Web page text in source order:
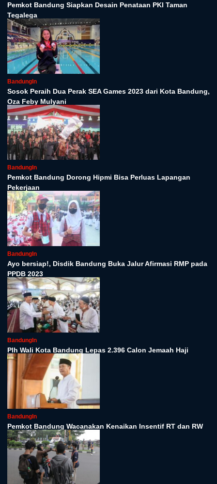
Pemkot Bandung Siapkan Desain Penataan PKl Taman
Tegalega
BandungIn
Sosok Peraih Dua Perak SEA Games 2023 dari Kota Bandung,
Oza Feby Mulyani
BandungIn
Pemkot Bandung Dorong Hipmi Bisa Perluas Lapangan
Pekerjaan
BandungIn
Ayo bersiap!, Disdik Bandung Buka Jalur Afirmasi RMP pada
PPDB 2023
BandungIn
Plh Wali Kota Bandung Lepas 2.396 Calon Jemaah Haji
BandungIn
Pemkot Bandung Wacanakan Kenaikan Insentif RT dan RW